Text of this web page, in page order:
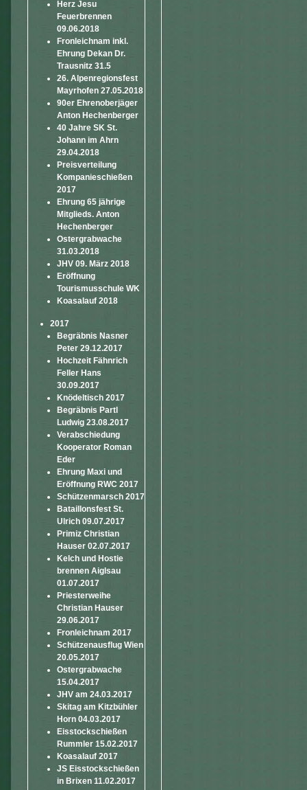
Herz Jesu
Feuerbrennen
09.06.2018
Fronleichnam inkl.
Ehrung Dekan Dr.
Trausnitz 31.5
26. Alpenregionsfest
Mayrhofen 27.05.2018
90er Ehrenoberjäger
Anton Hechenberger
40 Jahre SK St.
Johann im Ahrn
29.04.2018
Preisverteilung
Kompanieschießen
2017
Ehrung 65 jährige
Mitglieds. Anton
Hechenberger
Ostergrabwache
31.03.2018
JHV 09. März 2018
Eröffnung
Tourismusschule WK
Koasalauf 2018
2017
Begräbnis Nasner
Peter 29.12.2017
Hochzeit Fähnrich
Feller Hans
30.09.2017
Knödeltisch 2017
Begräbnis Partl
Ludwig 23.08.2017
Verabschiedung
Kooperator Roman
Eder
Ehrung Maxi und
Eröffnung RWC 2017
Schützenmarsch 2017
Bataillonsfest St.
Ulrich 09.07.2017
Primiz Christian
Hauser 02.07.2017
Kelch und Hostie
brennen Aiglsau
01.07.2017
Priesterweihe
Christian Hauser
29.06.2017
Fronleichnam 2017
Schützenausflug Wien
20.05.2017
Ostergrabwache
15.04.2017
JHV am 24.03.2017
Skitag am Kitzbühler
Horn 04.03.2017
Eisstockschießen
Rummler 15.02.2017
Koasalauf 2017
JS Eisstockschießen
in Brixen 11.02.2017